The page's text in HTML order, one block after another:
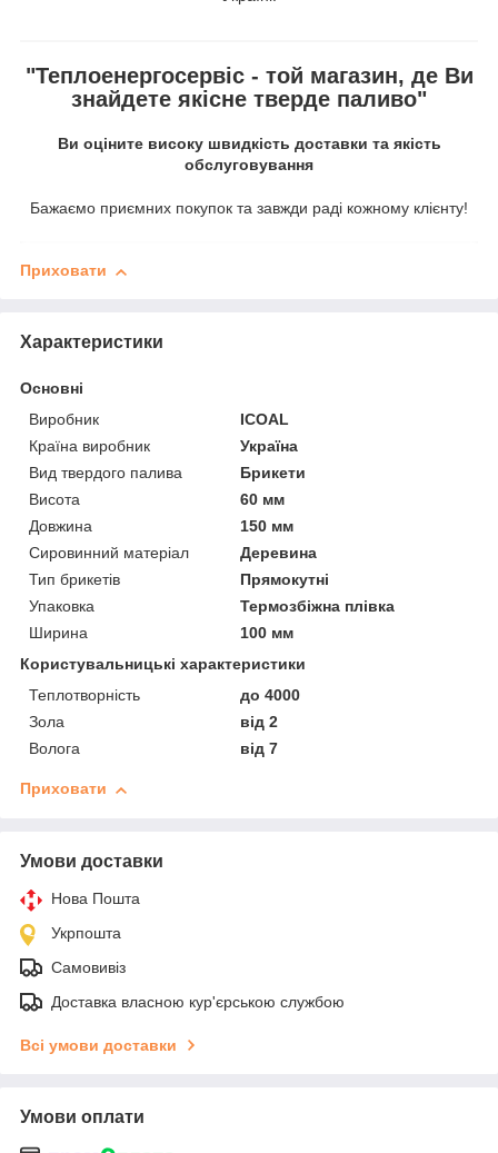
"Теплоенергосервіс - той магазин, де Ви
знайдете якісне тверде паливо"
Ви оціните високу швидкість доставки та якість
обслуговування
Бажаємо приємних покупок та завжди раді кожному клієнту!
Приховати
Характеристики
Основні
Виробник
ICOAL
Країна виробник
Україна
Вид твердого палива
Брикети
Висота
60 мм
Довжина
150 мм
Сировинний матеріал
Деревина
Тип брикетів
Прямокутні
Упаковка
Термозбіжна плівка
Ширина
100 мм
Користувальницькі характеристики
Теплотворність
до 4000
Зола
від 2
Волога
від 7
Приховати
Умови доставки
Нова Пошта
Укрпошта
Самовивіз
Доставка власною кур'єрською службою
Всі умови доставки
Умови оплати